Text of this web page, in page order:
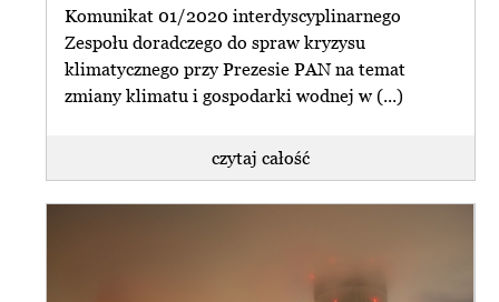
Komunikat 01/2020 interdyscyplinarnego
Zespołu doradczego do spraw kryzysu
klimatycznego przy Prezesie PAN na temat
zmiany klimatu i gospodarki wodnej w (...)
czytaj całość